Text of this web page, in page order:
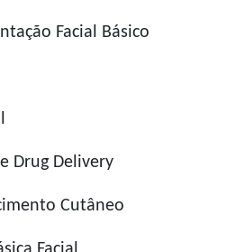
Facial Básico
Drug Delivery
Cutâneo